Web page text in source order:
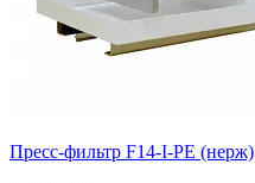
Пресс-фильтр F14-I-PE (нерж)